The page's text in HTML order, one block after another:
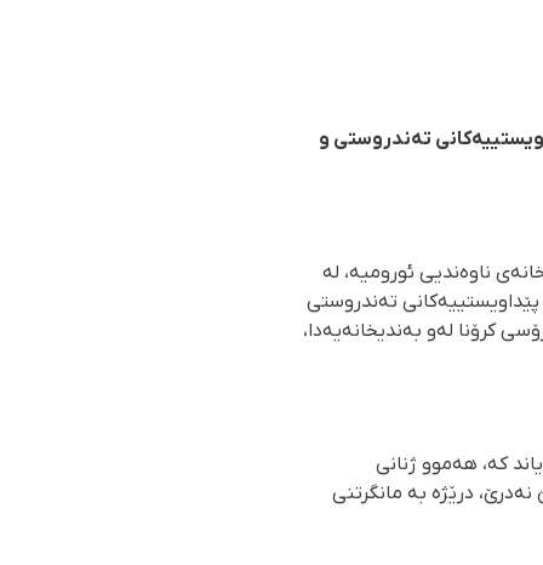
تەندروستی و
بەندکراوی بەندی ژنانی بەندیخانەی ناوەندیی ئورومیە، لە
بە نەبوونی پێداویستییەکانی تەندروستی
کرۆنا لەو بەندیخانەیەدا،
کە، هەموو ژنانی
نەدرێ، درێژە بە مانگرتنی